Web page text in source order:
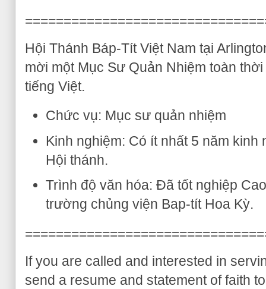
Hội Thánh Báp-Tít Việt Nam tại
mời một Mục Sư Quản Nhiệm toàn
tiếng Việt.
Chức vụ: Mục sư quản nhiệm
Kinh nghiệm: Có ít nhất 5 năm
Hội thánh.
Trình độ văn hóa: Đã tốt nghiệp
trường chủng viện Bap-tít Hoa Kỳ.
If you are called and interested in
send a resume and statement of faith